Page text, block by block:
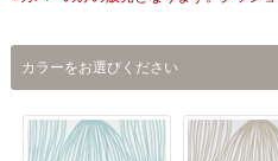
カラーをお選びください